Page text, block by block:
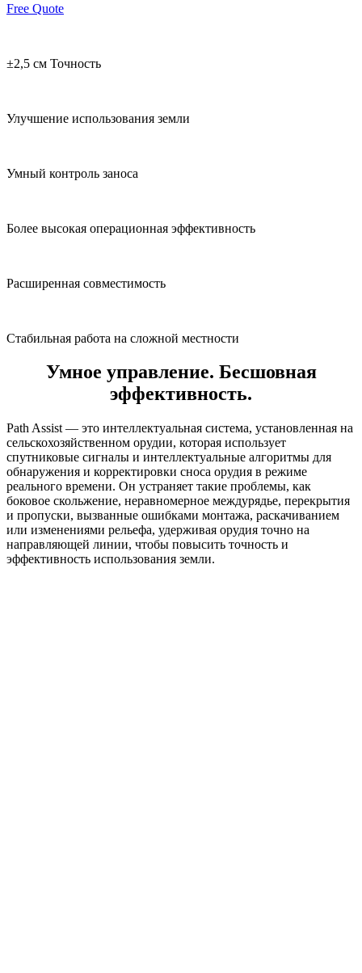
Free Quote
±2,5 см Точность
Улучшение использования земли
Умный контроль заноса
Более высокая операционная эффективность
Расширенная совместимость
Стабильная работа на сложной местности
Умное управление. Бесшовная
эффективность.
Path Assist — это интеллектуальная система, установленная на
сельскохозяйственном орудии, которая использует
спутниковые сигналы и интеллектуальные алгоритмы для
обнаружения и корректировки сноса орудия в режиме
реального времени. Он устраняет такие проблемы, как
боковое скольжение, неравномерное междурядье, перекрытия
и пропуски, вызванные ошибками монтажа, раскачиванием
или изменениями рельефа, удерживая орудия точно на
направляющей линии, чтобы повысить точность и
эффективность использования земли.